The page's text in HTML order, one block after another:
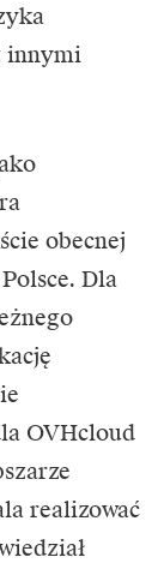
innymi
obecnej
Dla
OVHcloud
realizować